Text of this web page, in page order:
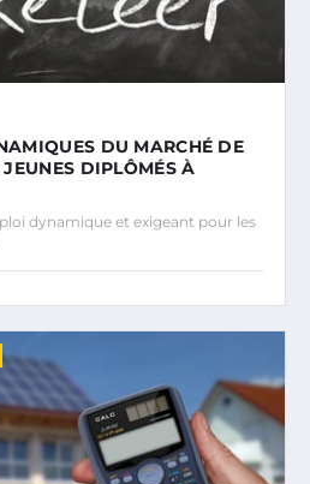
DU MARCHÉ DE
JEUNES DIPLÔMÉS À
dynamique et exigeant pour les